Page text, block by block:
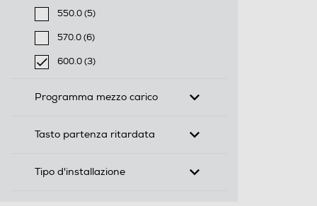
550.0 (5)
Filtra per Profondità-mm: 550.0
570.0 (6)
Filtra per Profondità-mm: 570.0
600.0 (3)
Programma mezzo carico
Tasto partenza ritardata
Tipo d'installazione